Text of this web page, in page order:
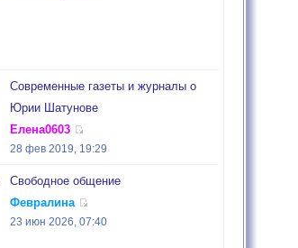
Современные газеты и журналы о
Юрии Шатунове
Елена0603
28 фев 2019, 19:29
Свободное общение
Февралина
23 июн 2026, 07:40